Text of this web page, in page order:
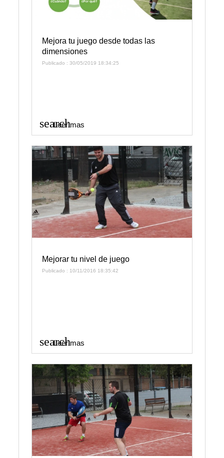
Mejora tu juego desde todas las
dimensiones
Publicado : 30/05/2019 18:34:25
search
Leer mas
Mejorar tu nivel de juego
Publicado : 10/11/2016 18:35:42
search
Leer mas